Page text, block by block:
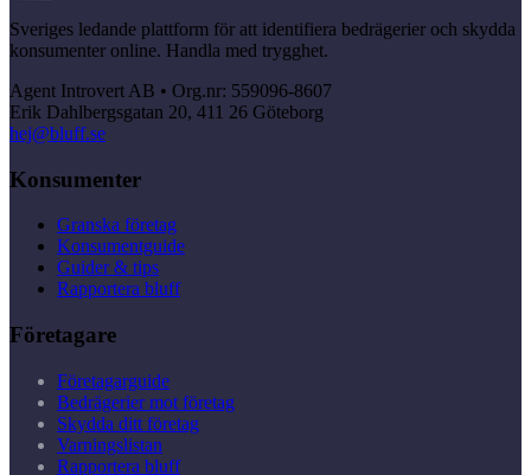
Sveriges ledande plattform för att identifiera bedrägerier och skydda
konsumenter online. Handla med trygghet.
Agent Introvert AB • Org.nr: 559096-8607
Erik Dahlbergsgatan 20, 411 26 Göteborg
hej@bluff.se
Konsumenter
Granska företag
Konsumentguide
Guider & tips
Rapportera bluff
Företagare
Företagarguide
Bedrägerier mot företag
Skydda ditt företag
Varningslistan
Rapportera bluff